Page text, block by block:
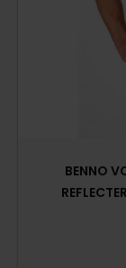
BENNO